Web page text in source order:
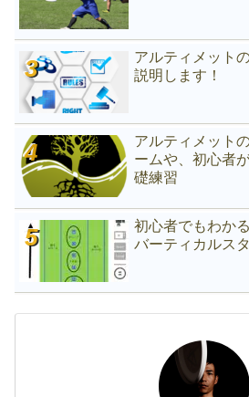
アルティメット
説明します！
アルティメット
ームや、初心者
礎練習
初心者でもわか
バーティカルス